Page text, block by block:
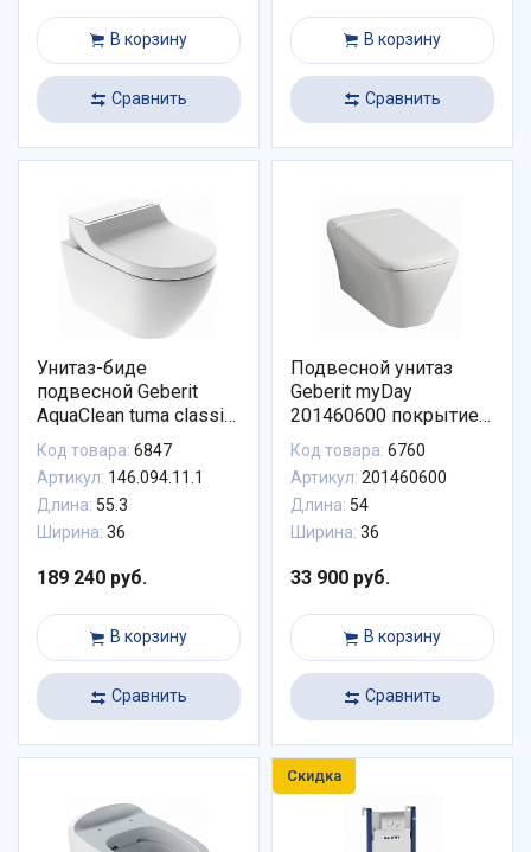
В корзину
Сравнить
В корзину
Сравнить
Унитаз-биде
подвесной Geberit
AquaClean tuma classic
146.094.11.1
безободковый
альпийский белый
Код товара: 6847
Артикул: 146.094.11.1
Длина: 55.3
Ширина: 36
189 240 руб.
В корзину
Сравнить
Подвесной унитаз
Geberit myDay
201460600 покрытие
KeraTect (без сиденья)
Код товара: 6760
Артикул: 201460600
Длина: 54
Ширина: 36
33 900 руб.
В корзину
Сравнить
Скидка